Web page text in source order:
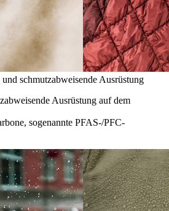
schmutzabweisende Ausrüstung
Ausrüstung auf dem
sogenannte PFAS-/PFC-